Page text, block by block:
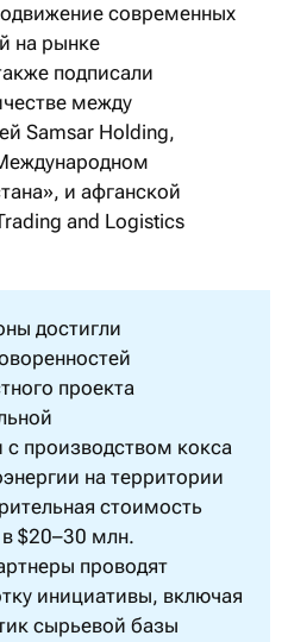
современных
на рынке
подписали
между
Samsar Holding,
и афганской
and Logistics
достигли
проекта
с производством кокса
на территории
стоимость
в $20–30 млн.
проводят
инициативы, включая
сырьевой базы